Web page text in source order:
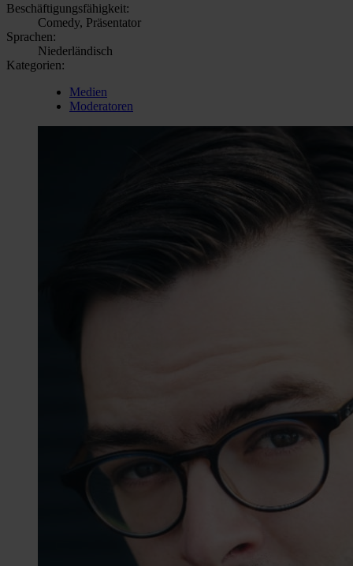
Beschäftigungsfähigkeit:
Comedy, Präsentator
Sprachen:
Niederländisch
Kategorien:
Medien
Moderatoren